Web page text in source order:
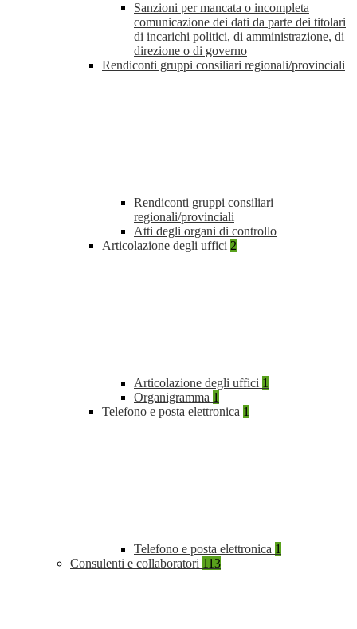
Sanzioni per mancata o incompleta
comunicazione dei dati da parte dei titolari
di incarichi politici, di amministrazione, di
direzione o di governo
Rendiconti gruppi consiliari regionali/provinciali
Rendiconti gruppi consiliari
regionali/provinciali
Atti degli organi di controllo
Articolazione degli uffici 2
Articolazione degli uffici 1
Organigramma 1
Telefono e posta elettronica 1
Telefono e posta elettronica 1
Consulenti e collaboratori 113